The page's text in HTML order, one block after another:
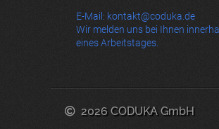
E-Mail: kontakt@coduka.de
Wir melden uns bei Ihnen
eines Arbeitstages.
2026 CODUKA GmbH